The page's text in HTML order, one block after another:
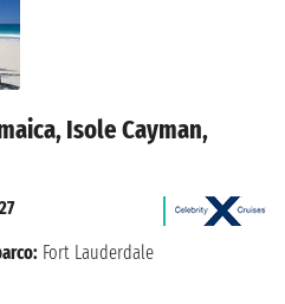
Isole Cayman,
Fort Lauderdale